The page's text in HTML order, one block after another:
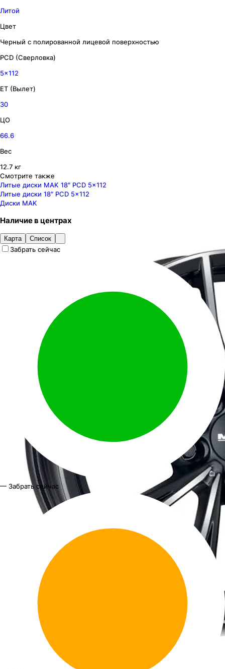
Литой
Цвет
Черный с полированной лицевой поверхностью
PCD (Сверловка)
5x112
ET (Вылет)
30
ЦО
66.6
Вес
12.7 кг
Смотрите также
Литые диски MAK 18″ PCD 5x112
Литые диски 18″ PCD 5x112
Диски MAK
Наличиев центрах
Карта Список
Забрать сейчас
— Забрать сейчас